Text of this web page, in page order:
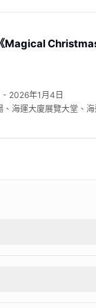
Magical
- 2026年1月4日
海運大廈展覽大堂、海